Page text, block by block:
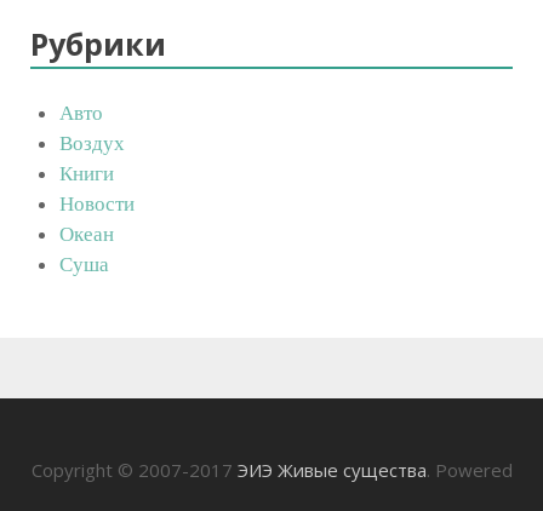
Рубрики
Авто
Воздух
Книги
Новости
Океан
Суша
Copyright © 2007-2017 ЭИЭ Живые существа. Powered